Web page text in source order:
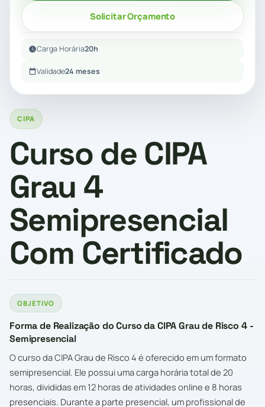
CIPA
Curso de CIPA
Grau 4
Semipresencial
Com Certificado
OBJETIVO
Forma de Realização do Curso da CIPA Grau de Risco 4 -
Semipresencial
O curso da CIPA Grau de Risco 4 é oferecido em um formato
semipresencial. Ele possui uma carga horária total de 20
horas, divididas em 12 horas de atividades online e 8 horas
presenciais. Durante a parte presencial, um profissional de
Solicitar Orçamento
Carga Horária20h
Validade24 meses